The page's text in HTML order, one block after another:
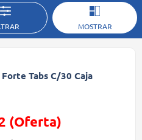
MOSTRAR
Tabs C/30 Caja
(Oferta)